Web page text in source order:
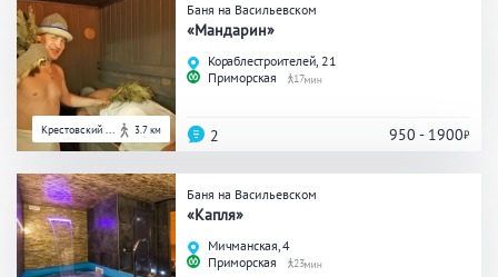
Развлечения
Бильярд
Кальян
Настольные игры
Кухня
Крестовский ... 3.7 км
Баня на Васильевском
«Мандарин»
Кораблестроителей, 21
Приморская
17
950 - 1900
2
Баня на Васильевском
«Капля»
Мичманская, 4
Приморская
23